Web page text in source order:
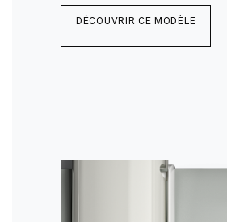
DÉCOUVRIR CE MODÈLE